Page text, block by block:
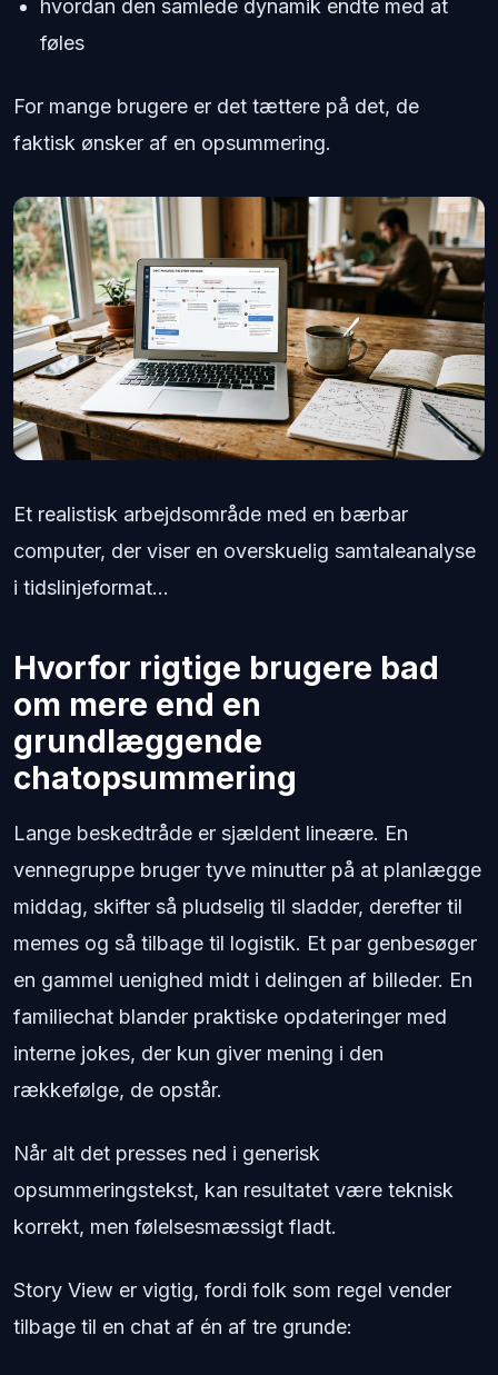
hvordan den samlede dynamik endte med at
føles
For mange brugere er det tættere på det, de
faktisk ønsker af en opsummering.
Et realistisk arbejdsområde med en bærbar
computer, der viser en overskuelig samtaleanalyse
i tidslinjeformat...
Hvorfor rigtige brugere bad
om mere end en
grundlæggende
chatopsummering
Lange beskedtråde er sjældent lineære. En
vennegruppe bruger tyve minutter på at planlægge
middag, skifter så pludselig til sladder, derefter til
memes og så tilbage til logistik. Et par genbesøger
en gammel uenighed midt i delingen af billeder. En
familiechat blander praktiske opdateringer med
interne jokes, der kun giver mening i den
rækkefølge, de opstår.
Når alt det presses ned i generisk
opsummeringstekst, kan resultatet være teknisk
korrekt, men følelsesmæssigt fladt.
Story View er vigtig, fordi folk som regel vender
tilbage til en chat af én af tre grunde: